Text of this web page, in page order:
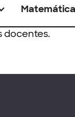
Matemática
docentes.